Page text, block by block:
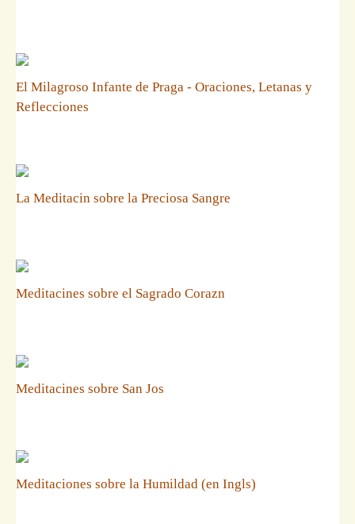
El Milagroso Infante de Praga - Oraciones, Letanas y
Reflecciones
La Meditacin sobre la Preciosa Sangre
Meditacines sobre el Sagrado Corazn
Meditacines sobre San Jos
Meditaciones sobre la Humildad (en Ingls)